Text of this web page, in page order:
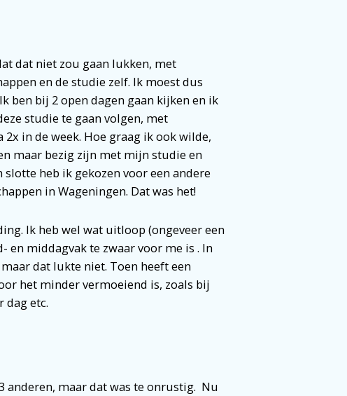
dat niet zou gaan lukken, met
en de studie zelf. Ik moest dus
ben bij 2 open dagen gaan kijken en ik
studie te gaan volgen, met
in de week. Hoe graag ik ook wilde,
maar bezig zijn met mijn studie en
heb ik gekozen voor een andere
in Wageningen. Dat was het!
Ik heb wel wat uitloop (ongeveer een
en middagvak te zwaar voor me is . In
dat lukte niet. Toen heeft een
het minder vermoeiend is, zoals bij
dag etc.
anderen, maar dat was te onrustig. Nu